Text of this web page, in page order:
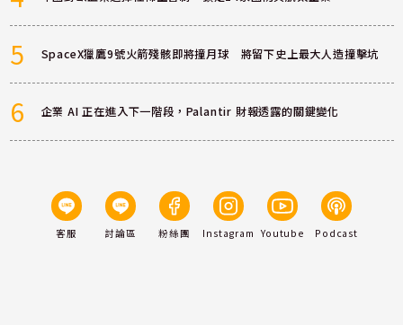
5 SpaceX獵鷹9號火箭殘骸即將撞月球 將留下史上最大人造撞擊坑
6 企業 AI 正在進入下一階段，Palantir 財報透露的關鍵變化
客服 討論區 粉絲團 Instagram Youtube Podcast